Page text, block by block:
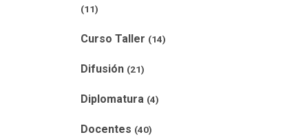
(11)
Curso Taller (14)
Difusión (21)
Diplomatura (4)
Docentes (40)